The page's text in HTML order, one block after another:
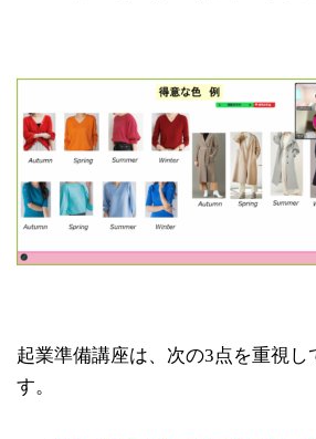
起業準備講座は、次の3点を重視し
す。